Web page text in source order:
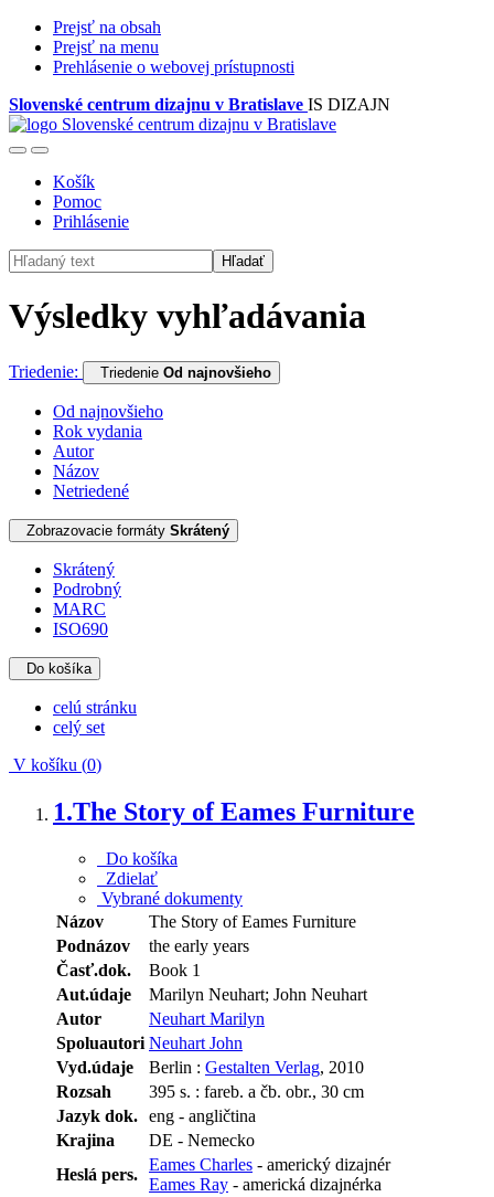
Prejsť na obsah
Prejsť na menu
Prehlásenie o webovej prístupnosti
Slovenské centrum dizajnu v Bratislave IS DIZAJN
Košík
Pomoc
Prihlásenie
Hľadať
Výsledky vyhľadávania
Triedenie: Triedenie Od najnovšieho
Od najnovšieho
Rok vydania
Autor
Názov
Netriedené
Zobrazovacie formáty Skrátený
Skrátený
Podrobný
MARC
ISO690
Do košíka
celú stránku
celý set
V košíku (0)
1.The Story of Eames Furniture
Do košíka
Zdielať
Vybrané dokumenty
Názov
The Story of Eames Furniture
Podnázov
the early years
Časť.dok.
Book 1
Aut.údaje
Marilyn Neuhart; John Neuhart
Autor
Neuhart Marilyn
Spoluautori Neuhart John
Vyd.údaje
Berlin : Gestalten Verlag, 2010
Rozsah
395 s. : fareb. a čb. obr., 30 cm
Jazyk dok. eng - angličtina
Krajina
DE - Nemecko
Heslá pers.
Eames Charles - americký dizajnér
Eames Ray - americká dizajnérka